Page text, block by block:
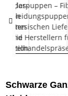
Schwarze